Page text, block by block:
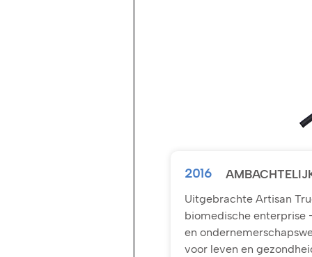
2016
Uitgebrachte Artisan
biomedische enterprise
en
voor leven en